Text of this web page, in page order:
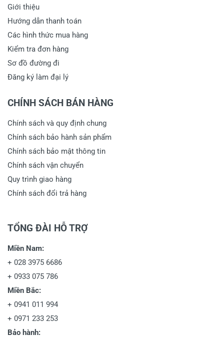
Giới thiệu
Hướng dẫn thanh toán
Các hình thức mua hàng
Kiểm tra đơn hàng
Sơ đồ đường đi
Đăng ký làm đại lý
CHÍNH SÁCH BÁN HÀNG
Chính sách và quy định chung
Chính sách bảo hành sản phẩm
Chính sách bảo mật thông tin
Chính sách vận chuyển
Quy trình giao hàng
Chính sách đổi trả hàng
TỔNG ĐÀI HỖ TRỢ
Miền Nam:
+ 028 3975 6686
+ 0933 075 786
Miền Bắc:
+ 0941 011 994
+ 0971 233 253
Bảo hành: